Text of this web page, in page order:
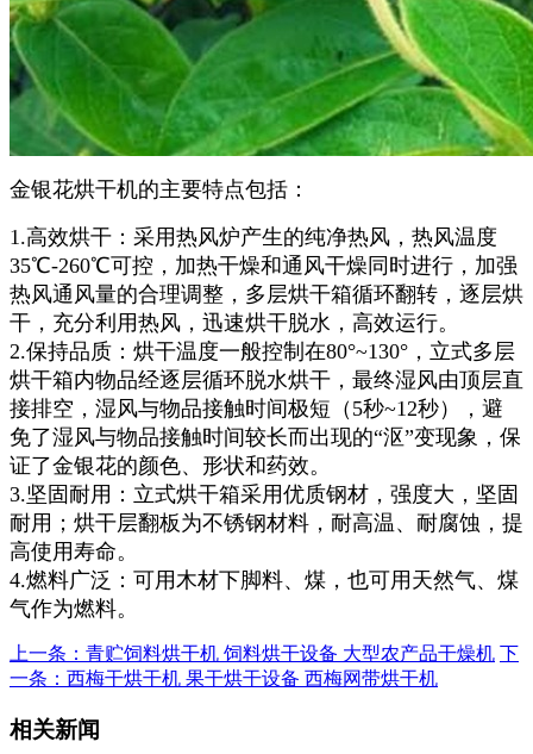
金银花烘干机的主要特点包括：
‌1.高效烘干‌：采用热风炉产生的纯净热风，热风温度
35℃-260℃可控，加热干燥和通风干燥同时进行，加强
热风通风量的合理调整，多层烘干箱循环翻转，逐层烘
干，充分利用热风，迅速烘干脱水，高效运行。
2.保持品质‌：烘干温度一般控制在80°~130°，立式多层
烘干箱内物品经逐层循环脱水烘干，最终湿风由顶层直
接排空，湿风与物品接触时间极短（5秒~12秒），避
免了湿风与物品接触时间较长而出现的“沤”变现象，保
证了金银花的颜色、形状和药效。
3‌.坚固耐用‌：立式烘干箱采用优质钢材，强度大，坚固
耐用；烘干层翻板为不锈钢材料，耐高温、耐腐蚀，提
高使用寿命。
4‌.燃料广泛‌：可用木材下脚料、煤，也可用天然气、煤
气作为燃料。
上一条：青贮饲料烘干机 饲料烘干设备 大型农产品干燥机 下
一条：西梅干烘干机 果干烘干设备 西梅网带烘干机
相关新闻